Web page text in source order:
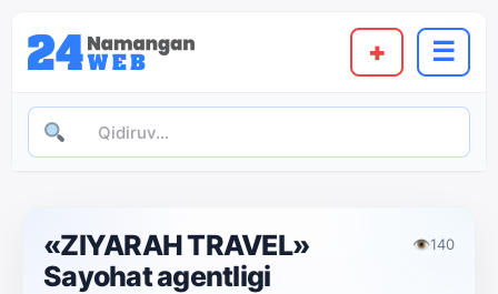
+ ☰
«ZIYARAH TRAVEL»
Sayohat agentligi
👁140